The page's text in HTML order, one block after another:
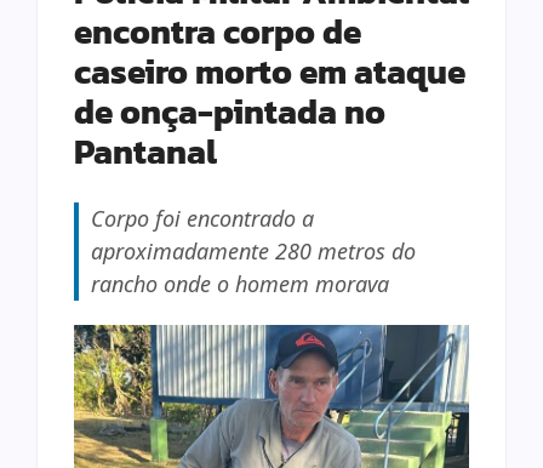
encontra corpo de
caseiro morto em ataque
de onça-pintada no
Pantanal
Corpo foi encontrado a
aproximadamente 280 metros do
rancho onde o homem morava